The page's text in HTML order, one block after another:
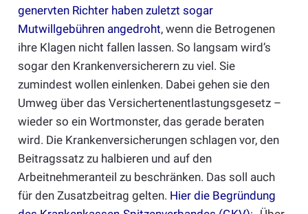
genervten Richter haben zuletzt sogar
Mutwillgebühren angedroht, wenn die Betrogenen
ihre Klagen nicht fallen lassen. So langsam wird’s
sogar den Krankenversicherern zu viel. Sie
zumindest wollen einlenken. Dabei gehen sie den
Umweg über das Versichertenentlastungsgesetz –
wieder so ein Wortmonster, das gerade beraten
wird. Die Krankenversicherungen schlagen vor, den
Beitragssatz zu halbieren und auf den
Arbeitnehmeranteil zu beschränken. Das soll auch
für den Zusatzbeitrag gelten. Hier die Begründung